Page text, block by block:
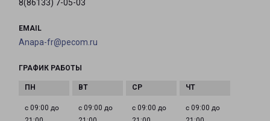
8(86133) 7-05-03
EMAIL
Anapa-fr@pecom.ru
ГРАФИК РАБОТЫ
с 09:00 до
с 09:00 до
с 09:00 до
с 09:00 до